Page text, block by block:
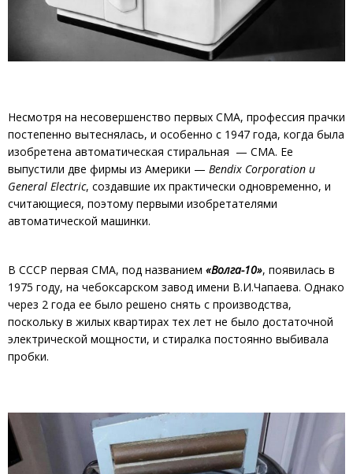
Несмотря на несовершенство первых СМА, профессия прачки
постепенно вытеснялась, и особенно с 1947 года, когда была
изобретена автоматическая стиральная — СМА. Ее
выпустили две фирмы из Америки — Bendix Corporation и
General Electric, создавшие их практически одновременно, и
считающиеся, поэтому первыми изобретателями
автоматической машинки.
В СССР первая СМА, под названием «Волга-10», появилась в
1975 году, на чебоксарском завод имени В.И.Чапаева. Однако
через 2 года ее было решено снять с производства,
поскольку в жилых квартирах тех лет не было достаточной
электрической мощности, и стиралка постоянно выбивала
пробки.